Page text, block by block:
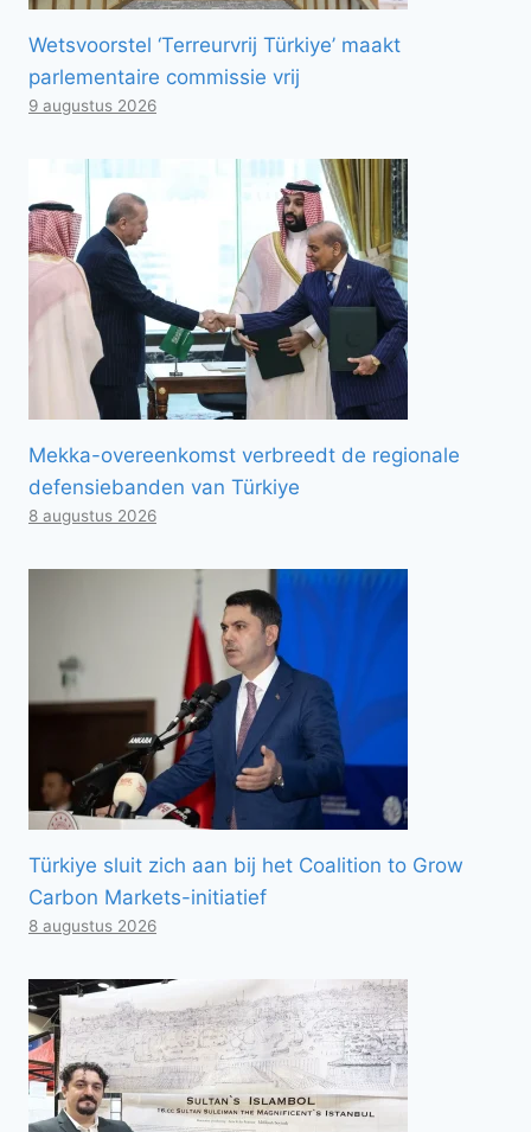
Wetsvoorstel ‘Terreurvrij Türkiye’ maakt
parlementaire commissie vrij
9 augustus 2026
Mekka-overeenkomst verbreedt de regionale
defensiebanden van Türkiye
8 augustus 2026
Türkiye sluit zich aan bij het Coalition to Grow
Carbon Markets-initiatief
8 augustus 2026